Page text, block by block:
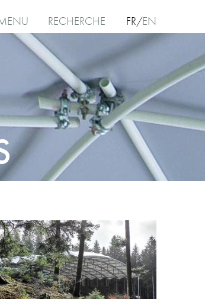
RECHERCHE FR EN